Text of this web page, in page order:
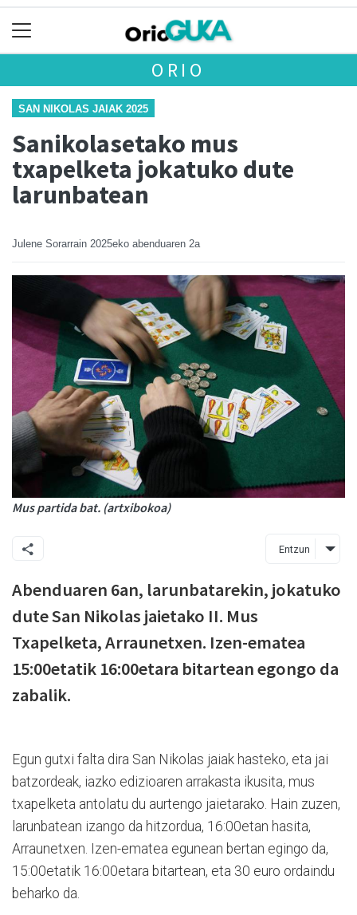
ORIO
SAN NIKOLAS JAIAK 2025
Sanikolasetako mus
txapelketa jokatuko dute
larunbatean
Julene Sorarrain 2025eko abenduaren 2a
Mus partida bat. (artxibokoa)
Entzun
Abenduaren 6an, larunbatarekin, jokatuko
dute San Nikolas jaietako II. Mus
Txapelketa, Arraunetxen. Izen-ematea
15:00etatik 16:00etara bitartean egongo da
zabalik.
Egun gutxi falta dira San Nikolas jaiak hasteko, eta jai
batzordeak, iazko edizioaren arrakasta ikusita, mus
txapelketa antolatu du aurtengo jaietarako. Hain zuzen,
larunbatean izango da hitzordua, 16:00etan hasita,
Arraunetxen. Izen-ematea egunean bertan egingo da,
15:00etatik 16:00etara bitartean, eta 30 euro ordaindu
beharko da.